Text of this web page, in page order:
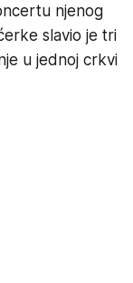
njenog
slavio je tri
u jednoj crkvi